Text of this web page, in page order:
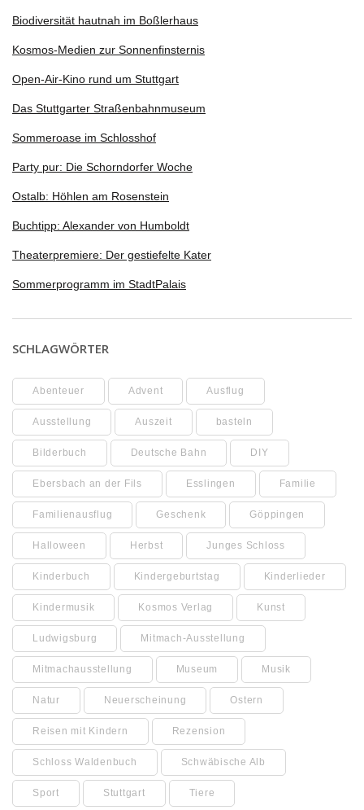
Biodiversität hautnah im Boßlerhaus
Kosmos-Medien zur Sonnenfinsternis
Open-Air-Kino rund um Stuttgart
Das Stuttgarter Straßenbahnmuseum
Sommeroase im Schlosshof
Party pur: Die Schorndorfer Woche
Ostalb: Höhlen am Rosenstein
Buchtipp: Alexander von Humboldt
Theaterpremiere: Der gestiefelte Kater
Sommerprogramm im StadtPalais
SCHLAGWÖRTER
Abenteuer Advent Ausflug
Ausstellung Auszeit basteln
Bilderbuch Deutsche Bahn DIY
Ebersbach an der Fils Esslingen Familie
Familienausflug Geschenk Göppingen
Halloween Herbst Junges Schloss
Kinderbuch Kindergeburtstag Kinderlieder
Kindermusik Kosmos Verlag Kunst
Ludwigsburg Mitmach-Ausstellung
Mitmachausstellung Museum Musik
Natur Neuerscheinung Ostern
Reisen mit Kindern Rezension
Schloss Waldenbuch Schwäbische Alb
Sport Stuttgart Tiere